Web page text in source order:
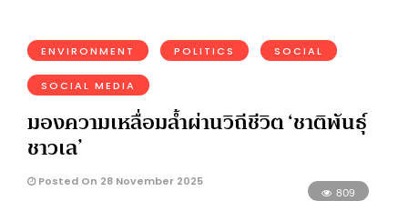
ENVIRONMENT POLITICS SOCIAL
SOCIAL MEDIA
มองความเหลื่อมล้ำผ่านวิถีชีวิต ‘ชาติพันธุ์
ชาวเล’
Posted On 28 November 2025
809